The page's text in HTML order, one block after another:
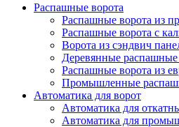
Распашные ворота
Распашные ворота из
Распашные ворота с
Ворота из сэндвич
Деревянные распашные
Распашные ворота из
Промышленные
Автоматика для ворот
Автоматика для
Автоматика для